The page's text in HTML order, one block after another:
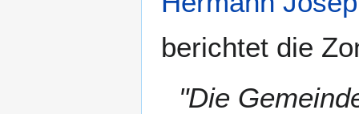
berichtet die
"Die